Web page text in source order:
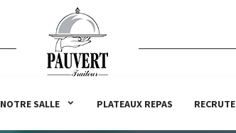
NOTRE SALLE PLATEAUX REPAS